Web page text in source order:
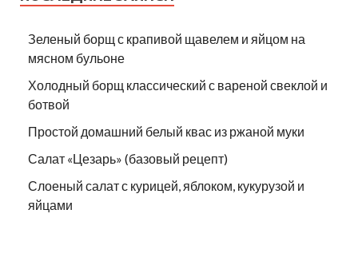
Зеленый борщ с крапивой щавелем и яйцом на
мясном бульоне
Холодный борщ классический с вареной свеклой и
ботвой
Простой домашний белый квас из ржаной муки
Салат «Цезарь» (базовый рецепт)
Слоеный салат с курицей, яблоком, кукурузой и
яйцами